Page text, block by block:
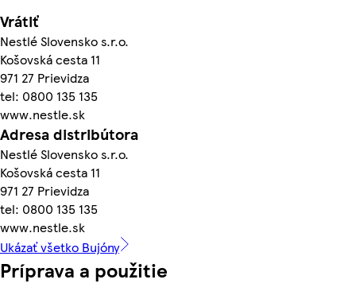
Vrátiť
Nestlé Slovensko s.r.o.
Košovská cesta 11
971 27 Prievidza
tel: 0800 135 135
www.nestle.sk
Adresa distribútora
Nestlé Slovensko s.r.o.
Košovská cesta 11
971 27 Prievidza
tel: 0800 135 135
www.nestle.sk
Ukázať všetko Bujóny
Príprava a použitie